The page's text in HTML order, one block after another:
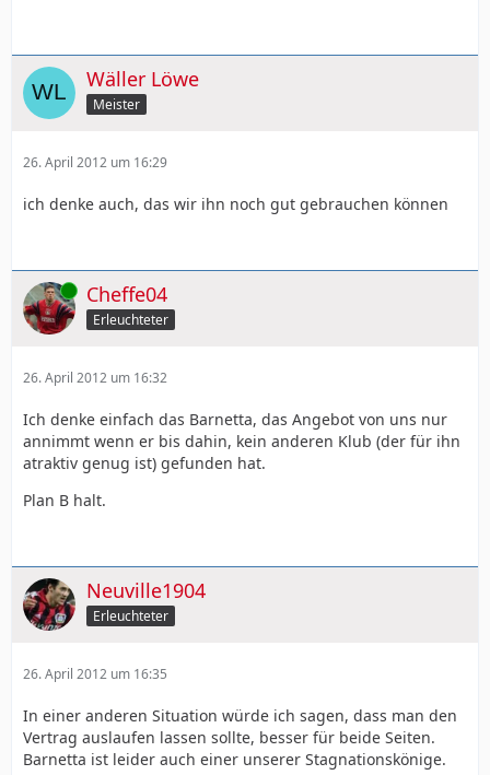
Wäller Löwe
Meister
26. April 2012 um 16:29
ich denke auch, das wir ihn noch gut gebrauchen können
Online Cheffe04
Erleuchteter
26. April 2012 um 16:32
Ich denke einfach das Barnetta, das Angebot von uns nur
annimmt wenn er bis dahin, kein anderen Klub (der für ihn
atraktiv genug ist) gefunden hat.
Plan B halt.
Neuville1904
Erleuchteter
26. April 2012 um 16:35
In einer anderen Situation würde ich sagen, dass man den
Vertrag auslaufen lassen sollte, besser für beide Seiten.
Barnetta ist leider auch einer unserer Stagnationskönige.